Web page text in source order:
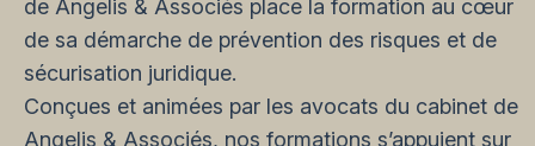
de Angelis & Associés place la formation au cœur
de sa démarche de prévention des risques et de
sécurisation juridique.
Conçues et animées par les avocats du cabinet de
Angelis & Associés, nos formations s’appuient sur